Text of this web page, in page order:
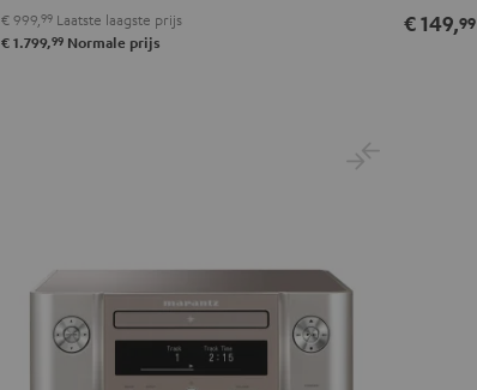
€ 999, 99 Laatste laagste prijs
€ 1.799,99 Normale prijs
€ 149,99